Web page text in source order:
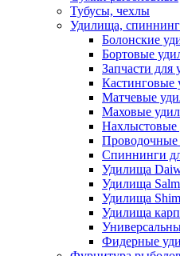
Тубусы, чехлы
Удилища,
Болонские
Бортовые
Запчасти для
Кастинговые
Матчевые
Маховые
Нахлыстовые
Проводочные
Спиннинги
Удилища
Удилища
Удилища
Удилища
Фидерные